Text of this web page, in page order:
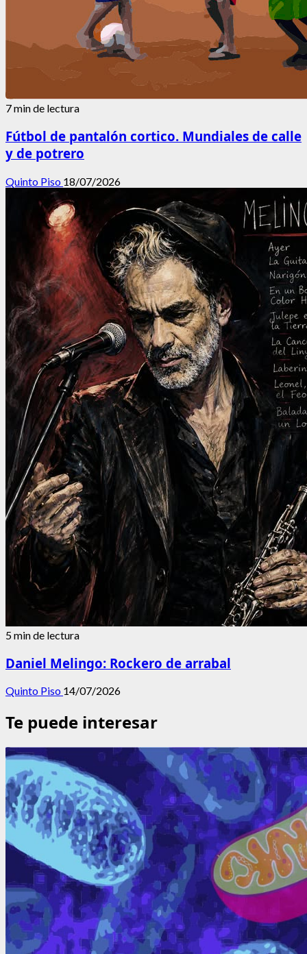
7 min de lectura
Fútbol de pantalón cortico. Mundiales de calle
y de potrero
Quinto Piso 18/07/2026
5 min de lectura
Daniel Melingo: Rockero de arrabal
Quinto Piso 14/07/2026
Te puede interesar